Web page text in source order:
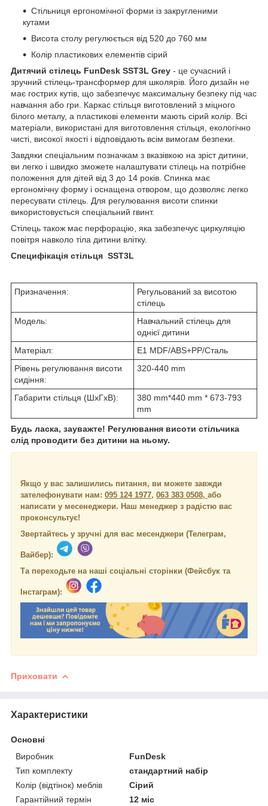
Стільниця ергономічної форми із закругленими
кутами
Висота столу регулюється від 520 до 760 мм
Колір пластикових елементів сірий
Дитячий стілець FunDesk SST3L Grey - це сучасний і
зручний стілець-трансформер для школярів. Його дизайн не
має гострих кутів, що забезпечує максимальну безпеку під час
навчання або гри. Каркас стільця виготовлений з міцного
білого металу, а пластикові елементи мають сірий колір. Всі
матеріали, використані для виготовлення стільця, екологічно
чисті, високої якості і відповідають всім вимогам безпеки.
Завдяки спеціальним позначкам з вказівкою на зріст дитини,
ви легко і швидко зможете налаштувати стілець на потрібне
положення для дітей від 3 до 14 років. Спинка має
ергономічну форму і оснащена отвором, що дозволяє легко
пересувати стілець. Для регулювання висоти спинки
використовується спеціальний гвинт.
Стілець також має перфорацію, яка забезпечує циркуляцію
повітря навколо тіла дитини влітку.
Специфікація стільця SST3L
Призначення:
Регульований за висотою
стілець
Модель:
Навчальний стілець для
однієї дитини
Матеріал:
E1 MDF/ABS+PP/Сталь
Рівень регулювання висоти
сидіння:
320-440 mm
Габарити стільця (ШхГхВ):
380 mm*440 mm * 673-793
mm
Будь ласка, зауважте! Регулювання висоти стільчика
слід проводити без дитини на ньому.
Якщо у вас залишились питання, ви можете завжди
зателефонувати нам: 095 124 1977, 063 383 0508, або
написати у месенеджери. Наш менеджер з радістю вас
проконсультує!
Звертайтесь у зручні для вас месенджери (Телеграм,
Вайбер):
Та переходьте на наші соціальні сторінки (Фейсбук та
Інстаграм):
Приховати
Характеристики
Основні
Виробник
FunDesk
Тип комплекту
стандартний набір
Колір (відтінок) меблів
Сірий
Гарантійний термін
12 міс